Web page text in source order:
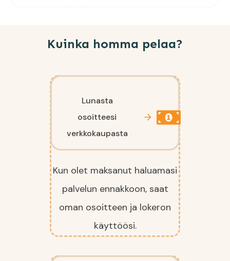
Kuinka homma pelaa?
Lunasta
osoitteesi
verkkokaupasta
Kun olet maksanut haluamasi
palvelun ennakkoon, saat
oman osoitteen ja lokeron
käyttöösi.